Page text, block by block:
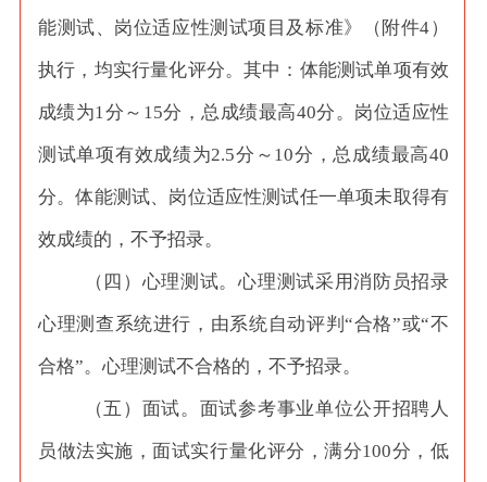
能测试、岗位适应性测试项目及标准》（附件4）
执行，均实行量化评分。其中：体能测试单项有效
成绩为1分～15分，总成绩最高40分。岗位适应性
测试单项有效成绩为2.5分～10分，总成绩最高40
分。体能测试、岗位适应性测试任一单项未取得有
效成绩的，不予招录。
（四）心理测试。心理测试采用消防员招录
心理测查系统进行，由系统自动评判“合格”或“不
合格”。心理测试不合格的，不予招录。
（五）面试。面试参考事业单位公开招聘人
员做法实施，面试实行量化评分，满分100分，低